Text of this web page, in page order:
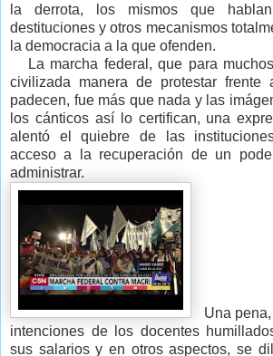
la derrota, los mismos que
destituciones y otros mecanismos
la democracia a la que ofenden.
La marcha federal, que para
civilizada manera de protestar
padecen, fue más que nada y las
los cánticos así lo certifican, una
alentó el quiebre de las
acceso a la recuperación de un
administrar.
Una pena,
intenciones de los docentes
sus salarios y en otros aspectos, se